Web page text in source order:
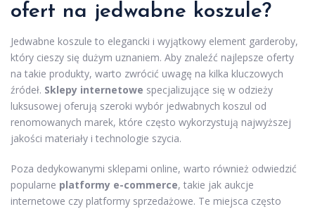
ofert na jedwabne koszule?
Jedwabne koszule to elegancki i wyjątkowy element garderoby,
który cieszy się dużym uznaniem. Aby znaleźć najlepsze oferty
na takie produkty, warto zwrócić uwagę na kilka kluczowych
źródeł. Sklepy internetowe specjalizujące się w odzieży
luksusowej oferują szeroki wybór jedwabnych koszul od
renomowanych marek, które często wykorzystują najwyższej
jakości materiały i technologie szycia.
Poza dedykowanymi sklepami online, warto również odwiedzić
popularne platformy e-commerce, takie jak aukcje
internetowe czy platformy sprzedażowe. Te miejsca często